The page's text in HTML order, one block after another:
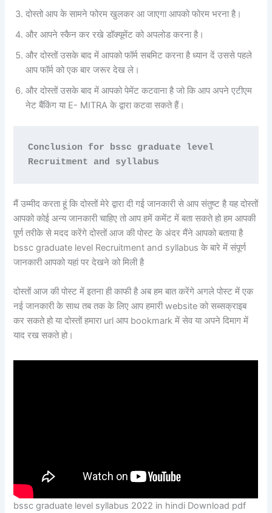
दोस्तो आप के सामने फोरम खुलकर आ जाएगा आपको फोरम भरना है।
और आपने स्कैन कर रखे डॉक्यूमेंट को अपलोड करना है।
और दोस्तों उसके बाद में आपको फॉर्म सबमिट करना है ध्यान दें उससे पहले
आप फॉर्म को एक बार जरूर देख ले।
और दोस्तों उसके बाद में आपको पेमेंट कटवाना है जो कि आप अपने एटीएम
नेट बैंकिंग या E- MITRA के द्वारा कटवा सकते हैं।
Conclusion for bssc graduate level
Recruitment and syllabus
मैं उम्मीद करता हूं कि दोस्तों मेरे द्वारा दी गई जानकारी से आप संतुष्ट है यह दोस्तों
आपको कोई अन्य जानकारी चाहिए तो आप हमें कमेंट में बता सकते हो हम आपकी
पूर्ण तरीके से मदद करेंगे दोस्तों आज की पोस्ट के अंदर मैंने आपको बताया है
bssc graduate level Recruitment and syllabus के बारे में संपूर्ण
जानकारी आपको यहां पर देखने को मिली है
दोस्तों आज की पोस्ट में इतना ही काफी है अब हम बात करेंगे अगले पोस्ट में एक
नई जानकारी के साथ तब तक के लिए आप हमारी website को सब्सक्राइब
कर सकते हो या दोस्तों हमारा url आप bookmark में सेव या अपने दिमाग में
याद रख सकते हो।
bssc graduate level syllabus 2022 in hindi Download pdf